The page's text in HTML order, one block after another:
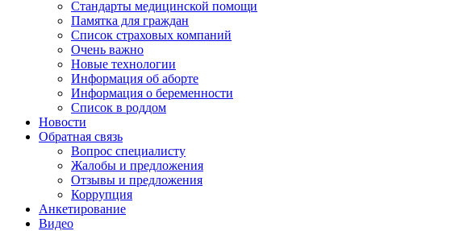
Стандарты медицинской помощи
Памятка для граждан
Список страховых компаний
Очень важно
Новые технологии
Информация об аборте
Информация о беременности
Список в роддом
Новости
Обратная связь
Вопрос специалисту
Жалобы и предложения
Отзывы и предложения
Коррупция
Анкетирование
Видео